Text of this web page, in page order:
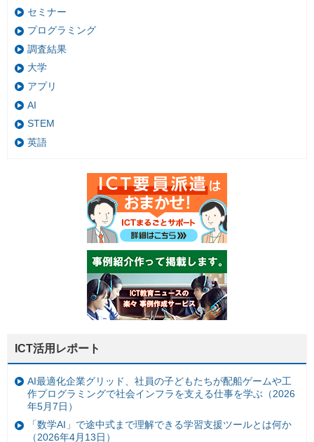
セミナー
プログラミング
調査結果
大学
アプリ
AI
STEM
英語
ICT活用レポート
AI最適化企業グリッド、社員の子どもたちが配船ゲームや工
作プログラミングで社会インフラを支える仕事を学ぶ（2026
年5月7日）
「数学AI」で途中式まで理解できる学習支援ツールとは何か
（2026年4月13日）